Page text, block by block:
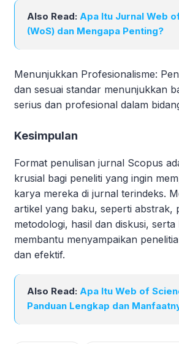
Also Read: Apa Itu Jurnal Web
(WoS) dan Mengapa Penting?
Menunjukkan Profesionalisme:
dan sesuai standar menunjukkan
serius dan profesional dalam
Kesimpulan
Format penulisan jurnal Scopus
krusial bagi peneliti yang ingin
karya mereka di jurnal terindeks.
artikel yang baku, seperti abstrak,
metodologi, hasil dan diskusi,
membantu menyampaikan
dan efektif.
Also Read: Apa Itu Web of
Panduan Lengkap dan